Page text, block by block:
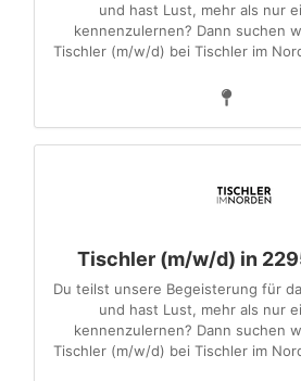
und hast Lust, mehr als nur
kennenzulernen? Dann suchen
Tischler (m/w/d) bei Tischler im
Tischler (m/w/d) in
Du teilst unsere Begeisterung für
und hast Lust, mehr als nur
kennenzulernen? Dann suchen
Tischler (m/w/d) bei Tischler im